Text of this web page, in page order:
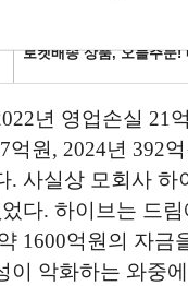
년 영업손실 21
억원, 2024년 392
. 사실상 모회사 하
다. 하이브는 드
1600억원의 자금
이 악화하는 와중